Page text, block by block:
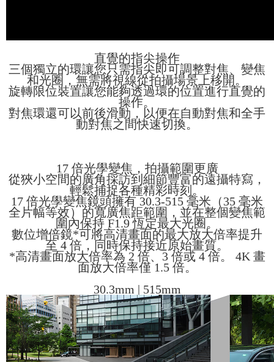
直覺的指尖操作
三個獨立的環讓您只需指尖即可調整對焦、變焦
和光圈，無需將視線從拍攝場景上移開。
旋轉限位裝置讓您能夠透過環的位置進行直覺的
操作。
對焦環還可以前後滑動，以便在自動對焦和全手
動對焦之間快速切換。
17 倍光學變焦，拍攝範圍更廣
從狹小空間的廣角採訪到細節豐富的遠攝特寫，
輕鬆捕捉各種精彩時刻。
17 倍光學變焦鏡頭擁有 30.3-515 毫米（35 毫米
全片幅等效）的寬廣焦距範圍，並在整個變焦範
圍內保持 F1.9 恆定最大光圈。
數位增倍鏡*可將高清畫面的最大放大倍率提升
至 4 倍，同時保持接近原始畫質。
*高清畫面放大倍率為 2 倍、3 倍或 4 倍。 4K 畫
面放大倍率僅 1.5 倍。
30.3mm | 515mm